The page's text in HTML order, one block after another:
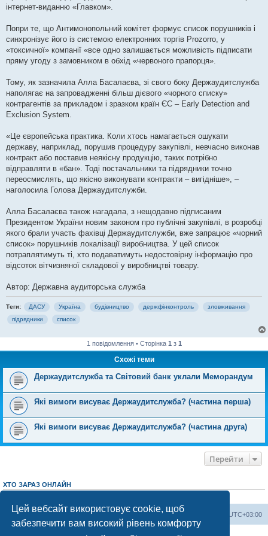
Цей вебсайт використовує cookie, щоб
забезпечити вам високий рівень комфорту
інтернет-виданню «Главком».
Попри те, що Антимонопольний комітет формує список порушників і
синхронізує його із системою електронних торгів Prozorro, у
«токсичної» компанії «все одно залишається можливість підписати
пряму угоду з замовником в обхід «червоного прапорця».
Тому, як зазначила Алла Басалаєва, зі свого боку Держаудитслужба
наполягає на запровадженні більш дієвого «чорного списку»
контрагентів за прикладом і зразком країн ЄС – Early Detection and
Exclusion System.
«Це європейська практика. Коли хтось намагається ошукати
державу, наприклад, порушив процедуру закупівлі, невчасно виконав
контракт або поставив неякісну продукцію, таких потрібно
відправляти в «бан». Тоді постачальники та підрядники точно
переосмислять, що якісно виконувати контракти – вигідніше», –
наголосила Голова Держаудитслужби.
Алла Басалаєва також нагадала, з нещодавно підписаним
Президентом України новим законом про публічні закупівлі, в розробці
якого брали участь фахівці Держаудитслужби, вже запрацює «чорний
список» порушників локалізації виробництва. У цей список
потраплятимуть ті, хто подаватимуть недостовірну інформацію про
відсоток вітчизняної складової у виробництві товару.
Автор: Державна аудиторська служба
Теги: ДАСУ Україна будівництво держфінконтроль
зловживання
підрядники
список
1 повідомлення • Сторінка 1 з 1
Схожі теми
Держаудитслужба та Світовий банк уклали Меморандум
Які вимоги висуває Держаудитслужба? (частина перша)
Які вимоги висуває Держаудитслужба? (частина друга)
Перейти
ХТО ЗАРАЗ ОНЛАЙН
Херсонський форум UTC+03:00
Команда